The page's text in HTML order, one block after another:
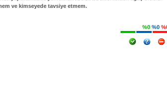
ve kimseyede tavsiye etmem.
%0 %0